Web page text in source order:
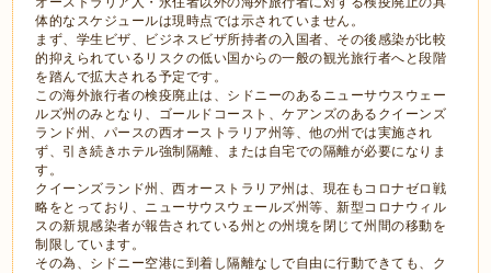
体的なスケジュールは現時点では示されていません。
まず、学生ビザ、ビジネスビザ所持者の入国者、その後感染が比較
的抑えられているリスクの低い国からの一般の観光旅行者へと段階
を踏んで拡大される予定です。
この海外旅行者の検疫廃止は、シドニーのあるニューサウスウェー
ルズ州のみとなり、ゴールドコースト、ケアンズのあるクイーンズ
ランド州、パースの西オーストラリア州等、他の州では実施され
ず、引き続きホテル強制隔離、または自宅での隔離が必要になりま
す。
クイーンズランド州、西オーストラリア州は、現在もコロナゼロ戦
略をとっており、ニューサウスウェールズ州等、新型コロナウィル
スの新規感染者が報告されている州との州境を閉じて州間の移動を
制限しています。
その為、シドニー空港に到着し隔離なしで自由に行動できても、ク